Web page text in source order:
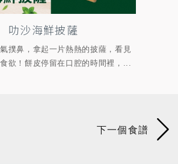
看見
裡，...
說到烤肉絕對不能少的吐司夾肉「
式打拋醬醃肉，加入一點檸檬汁，